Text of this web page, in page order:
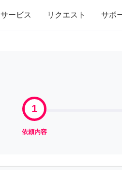
サービス リクエスト サポ
家事 引っ越し インテリア
1
依頼内容